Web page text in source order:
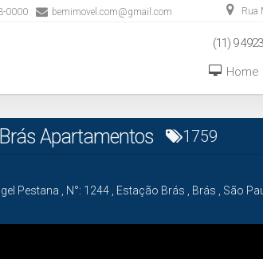
Rua
0000 bemimovel.com@gmail.com
(11) 9
Home
Apartamentos 1759
Pestana N°: 1244 Estação Brás Brás São